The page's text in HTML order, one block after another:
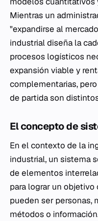
Mientras un
"expandirse al
industrial diseña la
procesos logísticos
expansión viable y
complementarias,
de partida son
El concepto de
En el contexto de la
industrial, un sistema
de elementos
para lograr un
pueden ser personas,
métodos o